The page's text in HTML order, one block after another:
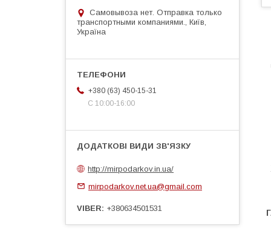
Самовывоза нет. Отправка только
транспортными компаниями., Київ,
Україна
+380 (63) 450-15-31
С 10:00-16:00
http://mirpodarkov.in.ua/
mirpodarkov.net.ua@gmail.com
VIBER +380634501531